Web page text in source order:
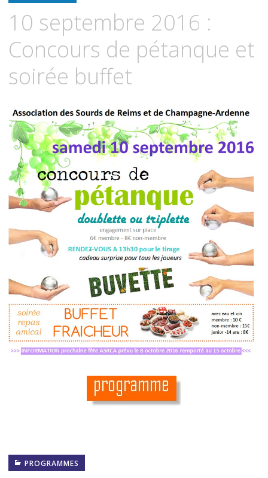
principal
10 septembre 2016 :
Concours de pétanque et
soirée buffet
PROGRAMMES